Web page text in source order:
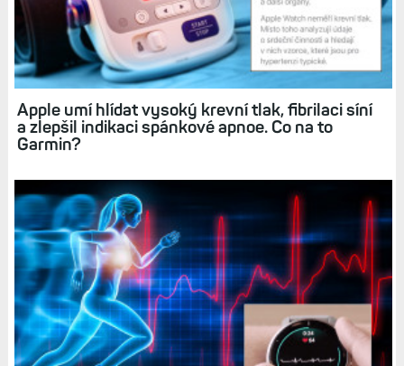
Proč vysoký krevní tlak škodlivý pro vaše
zdraví? Co jej pomáhá dostat pod kontrolu?